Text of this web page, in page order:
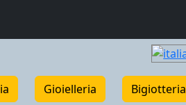
Gioielleria Bigiotteria